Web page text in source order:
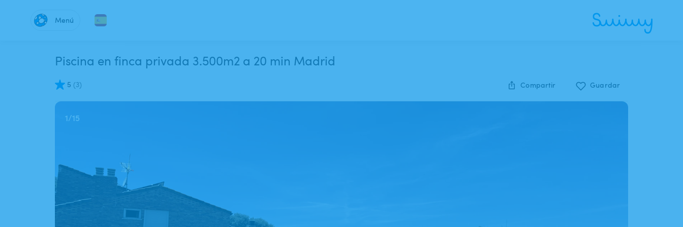
Menú
Piscina en finca privada 3.500m2 a 20 min Madrid
5 (3) Compartir Guardar
1/15